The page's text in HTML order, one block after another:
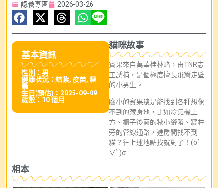
認養專區 2026-03-26
基本資訊
性別：男
健康狀況：結紮, 疫苗, 驅
蟲
生日(預估)：2025-09-09
歲數：10 個月
貓咪故事
賓果來自萬華桂林路，由TNR志
工誘捕，是個極度擅長飛簷走壁
的小男生。
膽小的賓果總是能找到各種想像
不到的藏身地，比如冷氣機上
方、櫃子後面的狹小縫隙、牆柱
旁的管線通路，進房間找不到
貓？往上述地點找就對了！(σﾟ
∀ﾟ)σ
相本